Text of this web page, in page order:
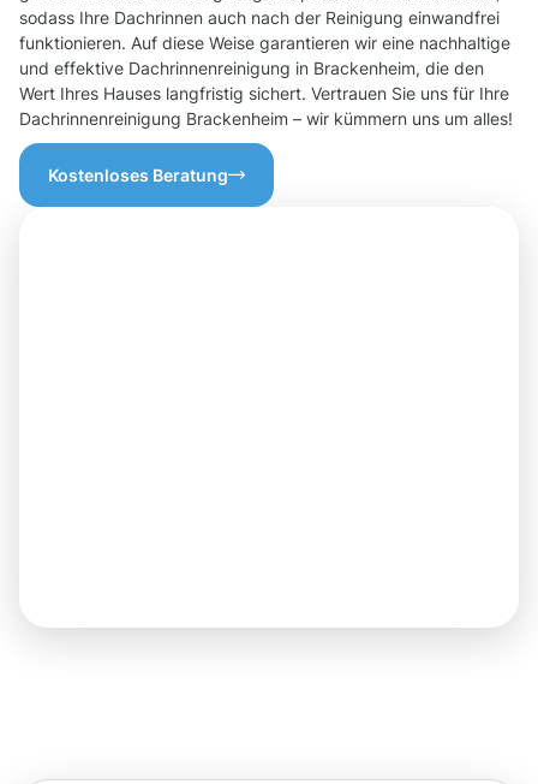
sodass Ihre Dachrinnen auch nach der Reinigung einwandfrei
funktionieren. Auf diese Weise garantieren wir eine nachhaltige
und effektive Dachrinnenreinigung in Brackenheim, die den
Wert Ihres Hauses langfristig sichert. Vertrauen Sie uns für Ihre
Dachrinnenreinigung Brackenheim – wir kümmern uns um alles!
Kostenloses Beratung